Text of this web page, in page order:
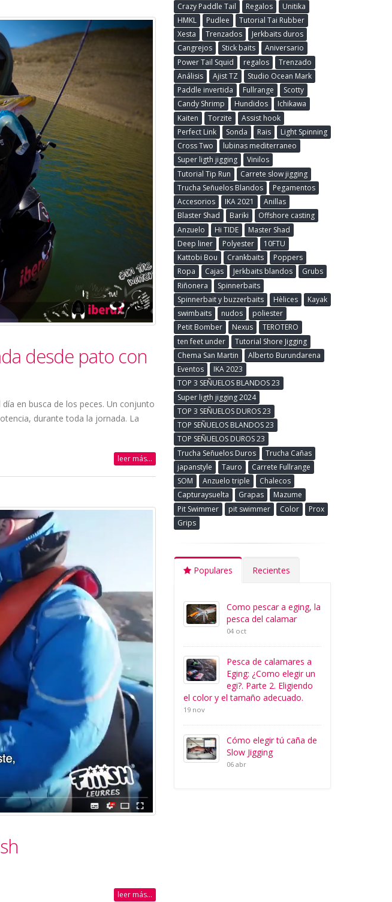
desde pato con
en busca de los peces. Un conjunto
durante toda la jornada. La
leer más...
leer más...
Crazy Paddle Tail
Regalos
Unitika
HMKL
Pudlee
Tutorial Tai Rubber
Xesta
Trenzados
Jerkbaits duros
Cangrejos
Stick baits
Aniversario
Power Tail Squid
regalos
Trenzado
Análisis
Ajist TZ
Studio Ocean Mark
Paddle invertida
Fullrange
Scotty
Candy Shrimp
Hundidos
Ichikawa
Kaiten
Torzite
Assist hook
Perfect Link
Sonda Rais
Light Spinning
Cross Two
lubinas mediterraneo
Super ligth jigging
Vinilos
Tutorial Tip Run
Carrete slow jigging
Trucha Señuelos Blandos
Pegamentos
Accesorios
IKA 2021
Anillas
Blaster Shad
Bariki
Offshore casting
Anzuelo
Hi TIDE
Master Shad
Deep liner
Polyester
10FTU
Kattobi Bou
Crankbaits
Poppers
Ropa
Cajas Jerkbaits blandos
Grubs
Riñonera
Spinnerbaits
Spinnerbait y buzzerbaits
Hèlices
Kayak
swimbaits
nudos
poliester
Petit Bomber
Nexus
TEROTERO
ten feet under
Tutorial Shore Jigging
Chema San Martin
Alberto Burundarena
Eventos
IKA 2023
TOP 3 SEÑUELOS BLANDOS 23
Super ligth jigging 2024
TOP 3 SEÑUELOS DUROS 23
TOP SEÑUELOS BLANDOS 23
TOP SEÑUELOS DUROS 23
Trucha Señuelos Duros
Trucha Cañas
japanstyle
Tauro
Carrete Fullrange
SOM
Anzuelo triple
Chalecos
Capturaysuelta
Grapas
Mazume
Pit Swimmer
pit swimmer Color
Prox
Grips
Populares Recientes
Como pescar a eging, la
pesca del calamar
04 oct
Pesca de calamares a
Eging: ¿Como elegir un
egi?. Parte 2. Eligiendo
el color y el tamaño adecuado.
19 nov
Cómo elegir tú caña de
Slow Jigging
06 abr